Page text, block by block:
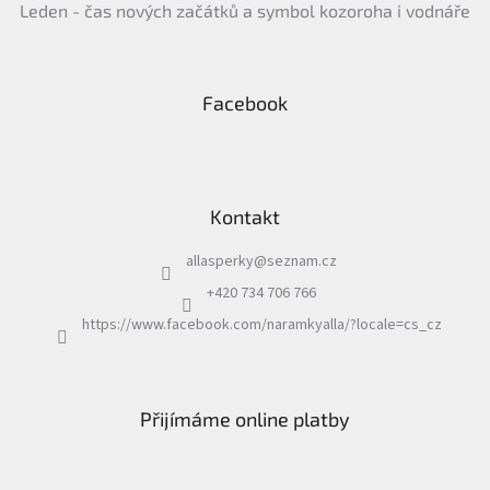
Leden - čas nových začátků a symbol kozoroha i vodnáře
Facebook
Kontakt
allasperky@seznam.cz
+420 734 706 766
https://www.facebook.com/naramkyalla/?locale=cs_cz
Přijímáme online platby